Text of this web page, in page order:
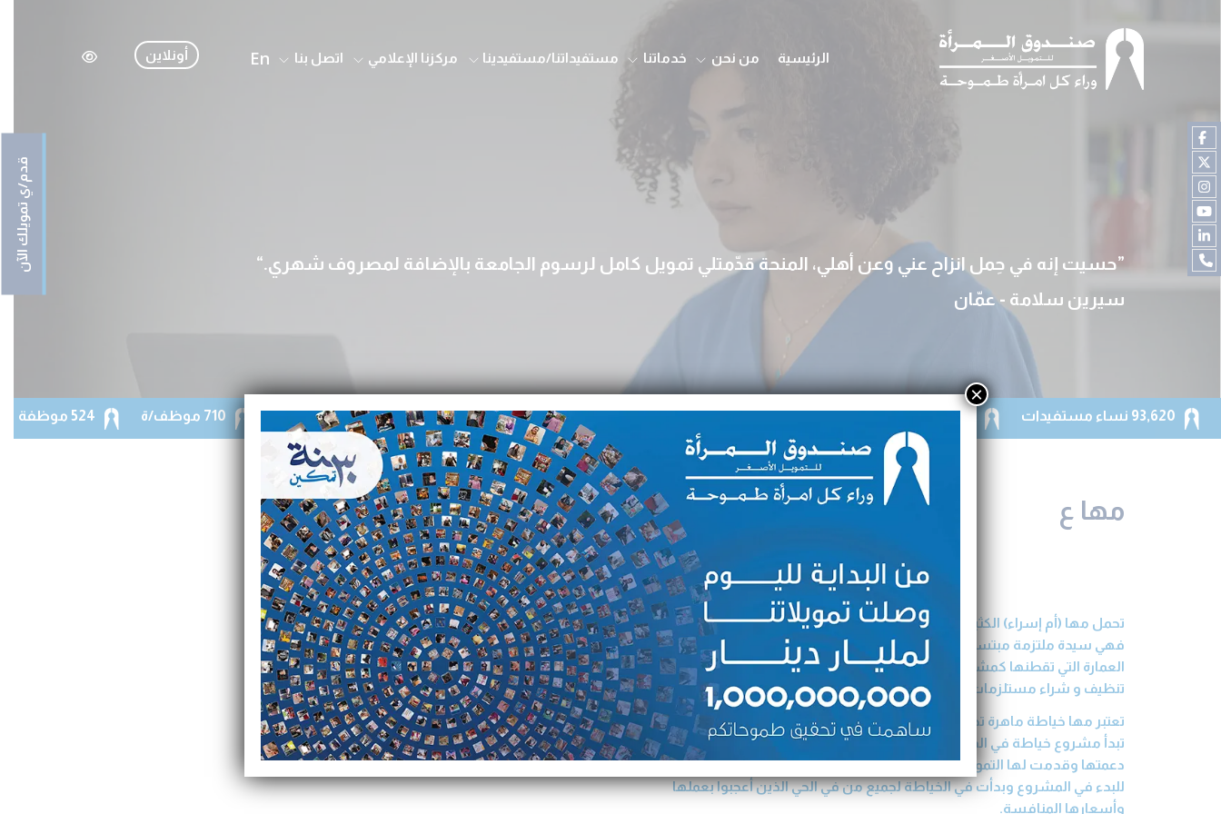
الرئيسية من نحن خدماتنا مستفيداتنا/مستفيدينا مركزنا الإعلامي اتصل بنا En أونلاين
قدم/ي تمويلك الآن
حسيت إنه في حِمل انزاح عني وعن أهلي، المنحة قدّمتلي تمويل كامل لرسوم الجامعة بالإضافة لمصروف شهري.
سيرين سلامة - عمّان
93,620 نساء مستفيدات 50,164,159 دينار حجم التمويلات الموزعة 92.20% نسبة السداد 33 جائزة عالمية ومحلية 60 فرع 710 موظف/ة 524 موظفة
مها ع
تحمل مها (أم إسراء) الكثير من الصفات التي تجعل كل من يراها يعجب بها ويقدرها،
فهي سيدة ملتزمة مبتسمة وتحب مساعدة الغير دائما بصدر رحب .وهي تعمل في
العمارة التي تقطنها كمشرفة عمارة حيث تقوم بتلبية ‏طلبات جميع السكان من
تنظيف و شراء مستلزمات العمارة مقابل أجر شهري .
تعتبر مها خياطة ماهرة تجيد خياطة وتصليح جميع أنواع الملابس ، وقد فكرت في أن
تبدأ مشروع خياطة في المنزل ولجأت إلى شركة صندوق المرأة التمويل الاصغر التي
دعمتها وقدمت لها التمويل اللازم لشراء ماكينة خياطة وبعض الأقمشة اللازمة
للبدء في المشروع وبدأت في الخياطة لجميع من في الحي الذين أعجبوا بعملها
وأسعارها المنافسة.
×